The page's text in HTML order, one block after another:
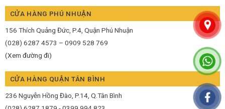
CỬA HÀNG PHÚ NHUẬN
156 Thích Quảng Đức, P.4, Quận Phú Nhuận
(028) 6287 4573 – 0909 528 769
(Xem đường đi)
CỬA HÀNG QUẬN TÂN BÌNH
236 Nguyễn Hồng Đào, P.14, Q.Tân Bình